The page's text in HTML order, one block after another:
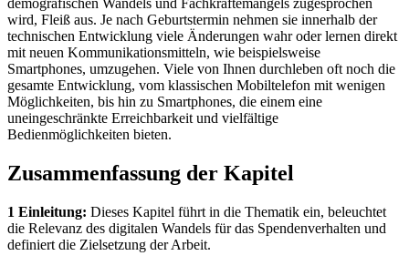
demografischen Wandels und Fachkräftemangels zugesprochen
wird, Fleiß aus. Je nach Geburtstermin nehmen sie innerhalb der
technischen Entwicklung viele Änderungen wahr oder lernen direkt
mit neuen Kommunikationsmitteln, wie beispielsweise
Smartphones, umzugehen. Viele von Ihnen durchleben oft noch die
gesamte Entwicklung, vom klassischen Mobiltelefon mit wenigen
Möglichkeiten, bis hin zu Smartphones, die einem eine
uneingeschränkte Erreichbarkeit und vielfältige
Bedienmöglichkeiten bieten.
Zusammenfassung der Kapitel
1 Einleitung: Dieses Kapitel führt in die Thematik ein, beleuchtet
die Relevanz des digitalen Wandels für das Spendenverhalten und
definiert die Zielsetzung der Arbeit.